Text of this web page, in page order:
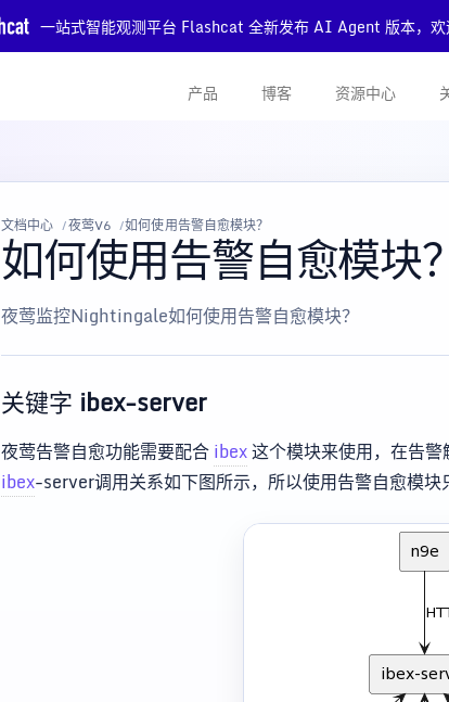
一站式智能观测平台 Flashcat 全新发布 AI Agent 版本，欢
产品 博客 资源中心
文档中心 夜莺V6 如何使用告警自愈模块？
如何使用告警自愈模块？
夜莺监控Nightingale如何使用告警自愈模块？
关键字 ibex-server
夜莺告警自愈功能需要配合ibex这个模块来使用，在告警
ibex-server调用关系如下图所示，所以使用告警自愈模块